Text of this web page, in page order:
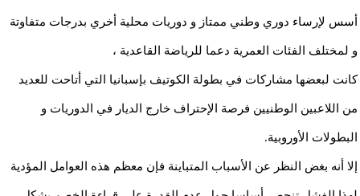
أسس لإرساء دوري وطني ممتاز و دوريات محلية أخري بدرجات متفاوتة
و لمختلف الفئات العمرية دعما للرياضة القاعدية ،
كانت لبعضها مشاركات في بطولة الكوتيف بإسبانيا التي أتاحت للعديد
من اللاعبين الوطنيين فرصة الإحتراف خارج الديار في الدوريات و
البطولات الأوروبية.
إلا أنه بغض النظر عن الأسباب المتباينة فإن معظم هذه العوامل المؤدية